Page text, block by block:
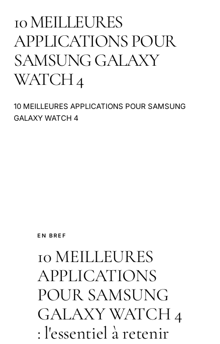
10 MEILLEURES
APPLICATIONS POUR
SAMSUNG GALAXY
WATCH 4
10 MEILLEURES APPLICATIONS POUR SAMSUNG
GALAXY WATCH 4
EN BREF
10 MEILLEURES
APPLICATIONS
POUR SAMSUNG
GALAXY WATCH 4
: l'essentiel à retenir